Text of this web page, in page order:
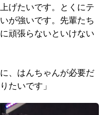
げたいです。とくにテ
が強いです。先輩たち
頑張らないといけない
、はんちゃんが必要だ
たいです」